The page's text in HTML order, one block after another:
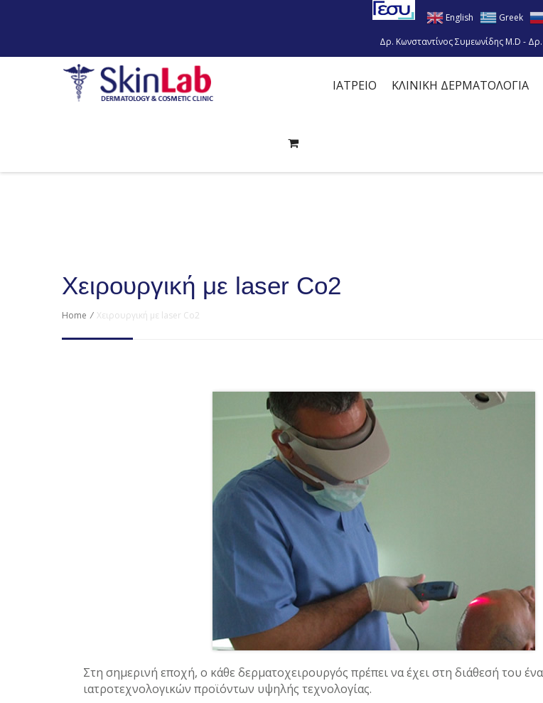
English Greek
Δρ. Κωνσταντίνος Συμεωνίδης M.D -
ΙΑΤΡΕΙΟ ΚΛΙΝΙΚΗ ΔΕΡΜΑΤΟΛΟΓΙΑ
Χειρουργική με laser Co2
Home / Χειρουργική με laser Co2
Στη σημερινή εποχή, ο κάθε δερματοχειρουργός πρέπει να έχει στη διάθεσή του
ιατροτεχνολογικών προϊόντων υψηλής τεχνολογίας.